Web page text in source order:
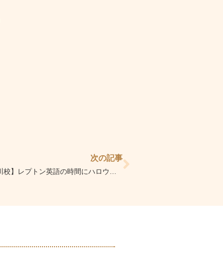
次の記事